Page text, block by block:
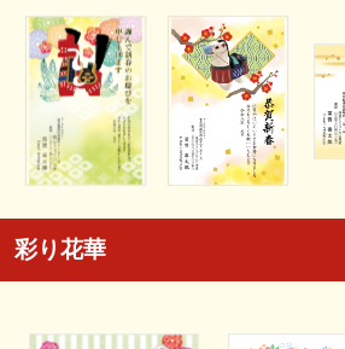
彩り花華